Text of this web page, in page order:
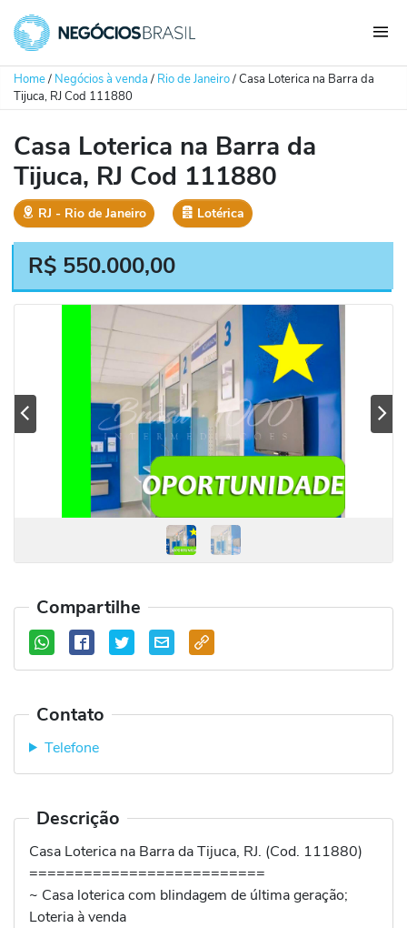
Home/ Negócios à venda/ Rio de Janeiro/Casa Loterica na Barra da
Tijuca, RJ Cod 111880
Casa Loterica na Barra da
Tijuca, RJ Cod 111880
RJ ‐ Rio de Janeiro Lotérica
R$ 550.000,00
Compartilhe
Contato
Telefone
Descrição
Casa Loterica na Barra da Tijuca, RJ. (Cod. 111880)
==========================
~ Casa loterica com blindagem de última geração;
Loteria à venda